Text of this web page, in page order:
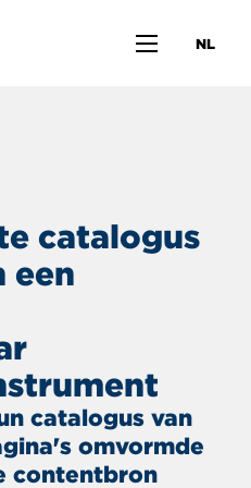
NL
catalogus
een
catalogus van
omvormde
contentbron